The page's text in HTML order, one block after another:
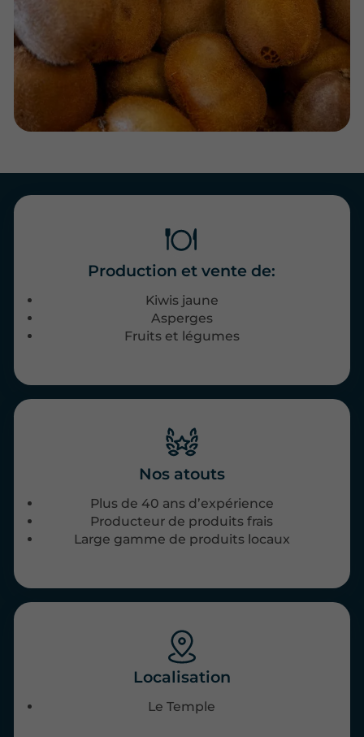
Production et vente de:
Kiwis jaune
Asperges
Fruits et légumes
Nos atouts
Plus de 40 ans d’expérience
Producteur de produits frais
Large gamme de produits locaux
Localisation
Le Temple